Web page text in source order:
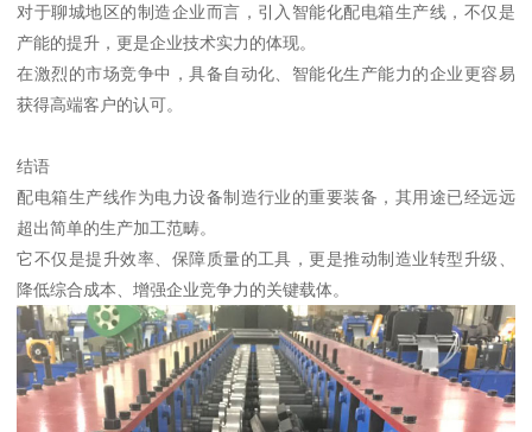
对于聊城地区的制造企业而言，引入智能化配电箱生产线，不仅是
产能的提升，更是企业技术实力的体现。
在激烈的市场竞争中，具备自动化、智能化生产能力的企业更容易
获得高端客户的认可。
结语
配电箱生产线作为电力设备制造行业的重要装备，其用途已经远远
超出简单的生产加工范畴。
它不仅是提升效率、保障质量的工具，更是推动制造业转型升级、
降低综合成本、增强企业竞争力的关键载体。